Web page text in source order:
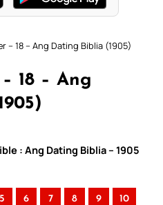
– 18 – Ang Dating Biblia (1905)
18 – Ang
: Ang Dating Biblia – 1905
5 6 7 8 9 10